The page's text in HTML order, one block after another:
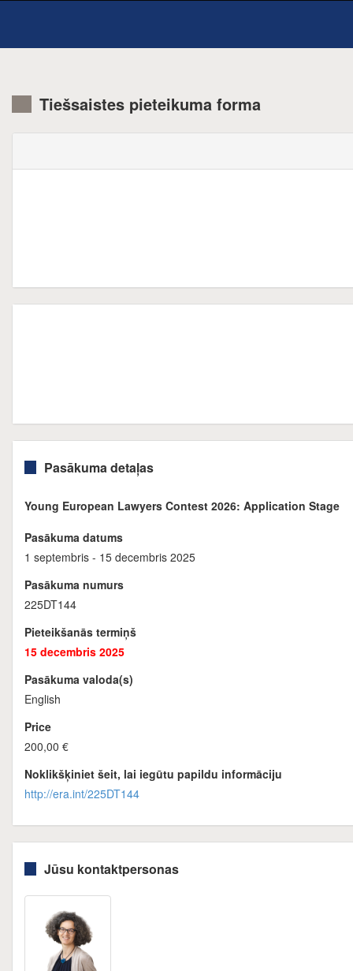
Tiešsaistes pieteikuma forma
Pasākuma detaļas
Young European Lawyers Contest 2026: Application Stage
Pasākuma datums
1 septembris - 15 decembris 2025
Pasākuma numurs
225DT144
Pieteikšanās termiņš
15 decembris 2025
Pasākuma valoda(s)
English
Price
200,00 €
Noklikšķiniet šeit, lai iegūtu papildu informāciju
http://era.int/225DT144
Jūsu kontaktpersonas